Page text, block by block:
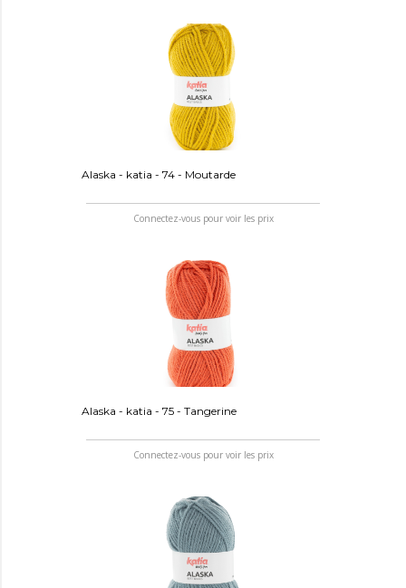
Alaska - katia - 74 - Moutarde
Connectez-vous pour voir les prix
Alaska - katia - 75 - Tangerine
Connectez-vous pour voir les prix